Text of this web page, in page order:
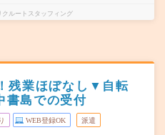
クルートスタッフィング
残業ほぼなし▼自転
書島での受付
WEB登録OK 派遣